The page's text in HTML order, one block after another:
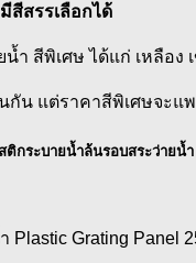
สีสรรเลือกได้
ำ สีพิเศษ ได้แก่ เหลือง
น แต่ราคาสีพิเศษจะแ
ติกระบายน้ำล้นรอบสระว่ายน้
Grating Panel